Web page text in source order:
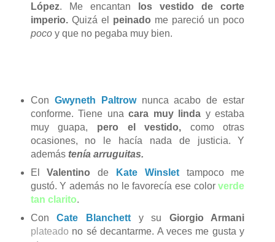
López. Me encantan
los vestido de corte
imperio.Quizá el peinado me pareció un poco
pocoy que no pegaba muy bien.
Con Gwyneth Paltrownunca acabo de estar
conforme. Tiene unacara muy linda y estaba
muy guapa, pero el vestido, como otras
ocasiones, no le hacía nada de justicia. Y
además tenía arruguitas.
ElValentinode Kate Winslettampoco me
gustó. Y además no le favorecía ese colorverde
tan clarito.
ConCate Blanchetty su Giorgio Armani
plateado no sé decantarme. A veces me gusta y